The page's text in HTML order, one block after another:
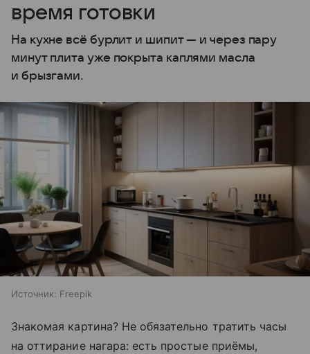
время готовки
На кухне всё бурлит и шипит — и через пару
минут плита уже покрыта каплями масла
и брызгами.
Источник: Freepik
Знакомая картина? Не обязательно тратить часы
на оттирание нагара: есть простые приёмы,